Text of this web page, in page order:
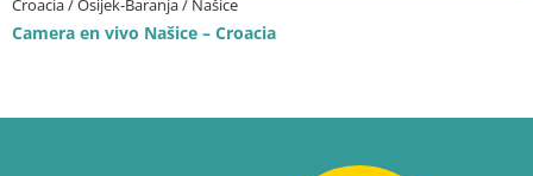
Croacia / Osijek-Baranja / Našice
Camera en vivo Našice – Croacia